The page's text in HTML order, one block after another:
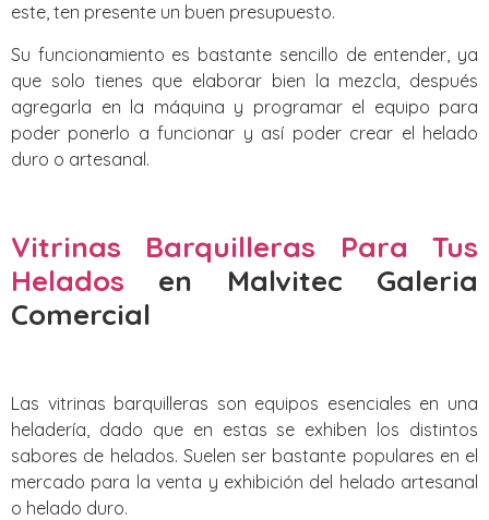
este, ten presente un buen presupuesto.
Su funcionamiento es bastante sencillo de entender, ya
que solo tienes que elaborar bien la mezcla, después
agregarla en la máquina y programar el equipo para
poder ponerlo a funcionar y así poder crear el helado
duro o artesanal.
Vitrinas Barquilleras Para Tus
Helados en Malvitec Galeria
Comercial
Las vitrinas barquilleras son equipos esenciales en una
heladería, dado que en estas se exhiben los distintos
sabores de helados. Suelen ser bastante populares en el
mercado para la venta y exhibición del helado artesanal
o helado duro.